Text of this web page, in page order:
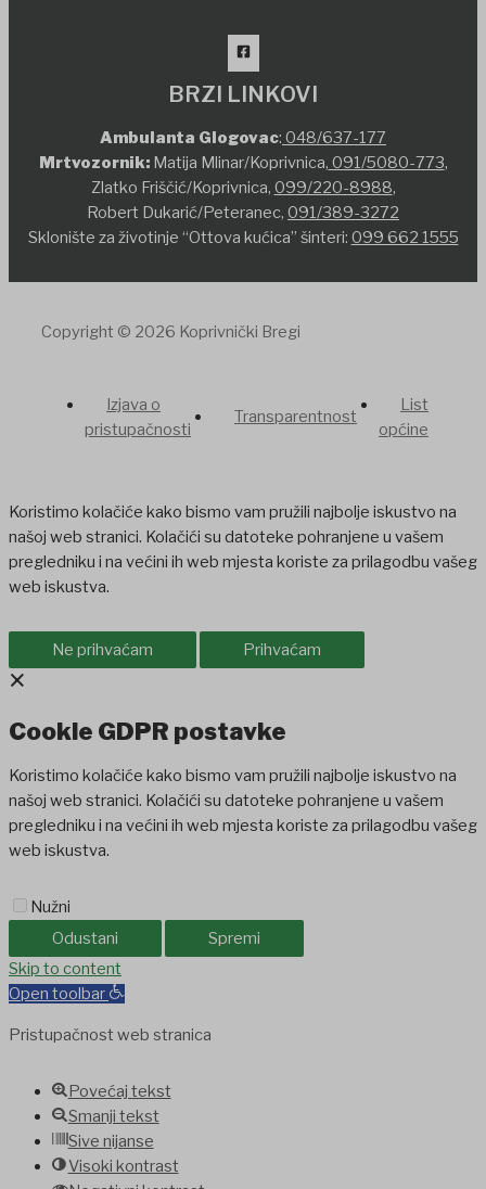
BRZI LINKOVI
Ambulanta Glogovac: 048/637-177
Mrtvozornik:Matija Mlinar/Koprivnica, 091/5080-773,
Zlatko Friščić/Koprivnica, 099/220-8988,
Robert Dukarić/Peteranec, 091/389-3272
Sklonište za životinje “Ottova kućica” šinteri: 099 662 1555
Copyright © 2026 Koprivnički Bregi
Izjava o
pristupačnosti
Transparentnost
List
općine
Koristimo kolačiće kako bismo vam pružili najbolje iskustvo na
našoj web stranici. Kolačići su datoteke pohranjene u vašem
pregledniku i na većini ih web mjesta koriste za prilagodbu vašeg
web iskustva.
Ne prihvaćam Prihvaćam
×
Cookie GDPR postavke
Koristimo kolačiće kako bismo vam pružili najbolje iskustvo na
našoj web stranici. Kolačići su datoteke pohranjene u vašem
pregledniku i na većini ih web mjesta koriste za prilagodbu vašeg
web iskustva.
Nužni
Odustani
Spremi
jojobetholiganbet
Skip to content
Open toolbar
Pristupačnost web stranica
Povećaj tekst
Smanji tekst
Sive nijanse
Visoki kontrast